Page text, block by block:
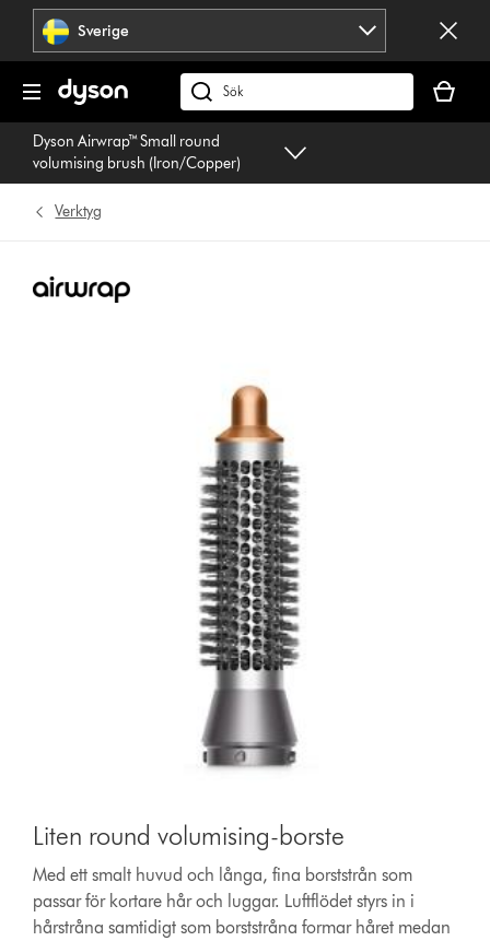
Hoppa
navigering
Sverige
Sök
på
dyson.se
är
tom
Dyson Airwrap™ Small round
volumising brush (Iron/Copper)
Verktyg
Liten round volumising-borste
Med ett smalt huvud och långa, fina borststrån som
passar för kortare hår och luggar. Luftflödet styrs in i
hårstråna samtidigt som borststråna formar håret medan